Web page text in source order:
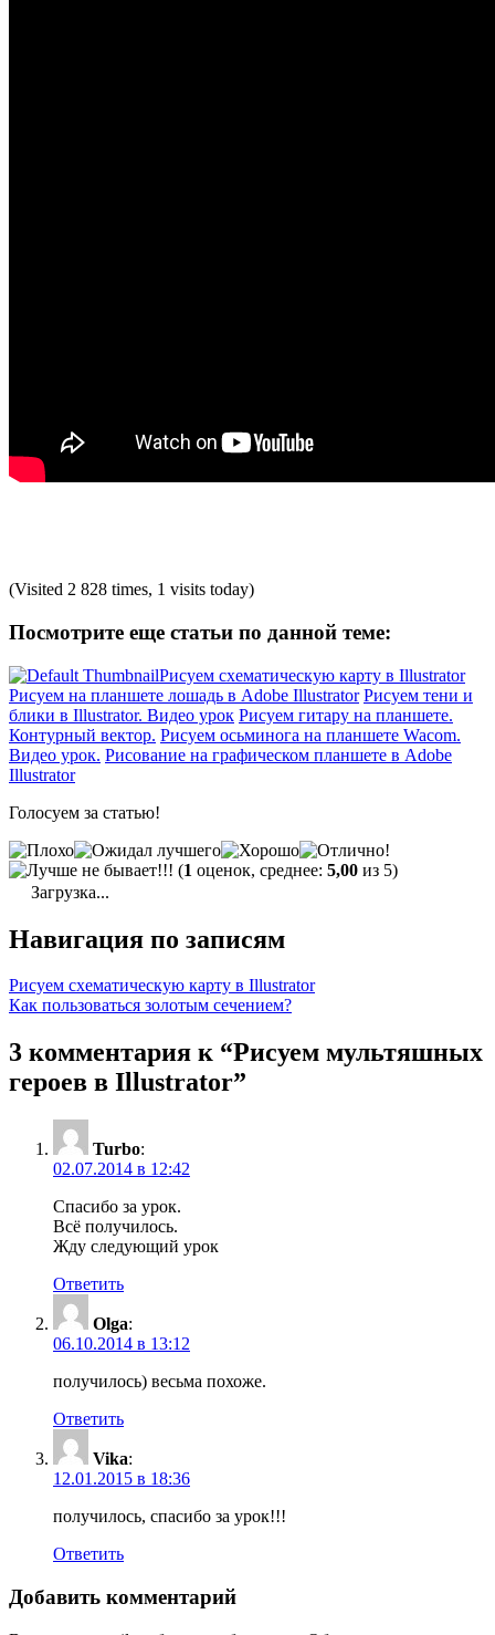
(Visited 2 828 times, 1 visits today)
Посмотрите еще статьи по данной теме:
Рисуем схематическую карту в Illustrator
Рисуем на планшете лошадь в Adobe Illustrator Рисуем тени и
блики в Illustrator. Видео урок Рисуем гитару на планшете.
Контурный вектор. Рисуем осьминога на планшете Wacom.
Видео урок. Рисование на графическом планшете в Adobe
Illustrator
Голосуем за статью!
(1 оценок, среднее: 5,00 из 5)
Загрузка...
Навигация по записям
Рисуем схематическую карту в Illustrator
Как пользоваться золотым сечением?
3 комментария к “Рисуем мультяшных
героев в Illustrator”
Turbo:
02.07.2014 в 12:42
Спасибо за урок.
Всё получилось.
Жду следующий урок
Ответить
Olga:
06.10.2014 в 13:12
получилось) весьма похоже.
Ответить
Vika:
12.01.2015 в 18:36
получилось, спасибо за урок!!!
Ответить
Добавить комментарий